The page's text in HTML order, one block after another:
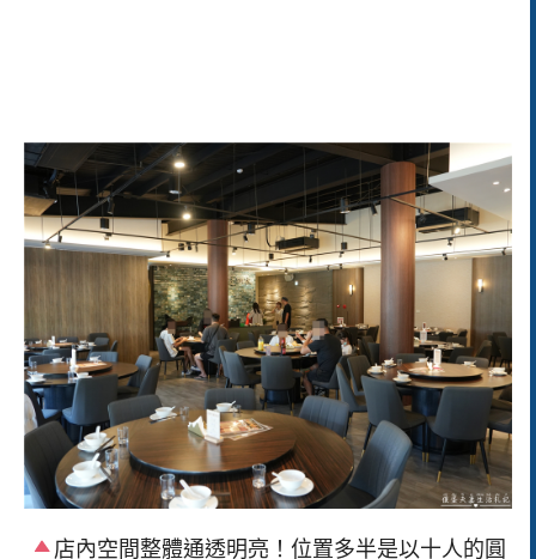
店內空間整體通透明亮！位置多半是以十人的圓